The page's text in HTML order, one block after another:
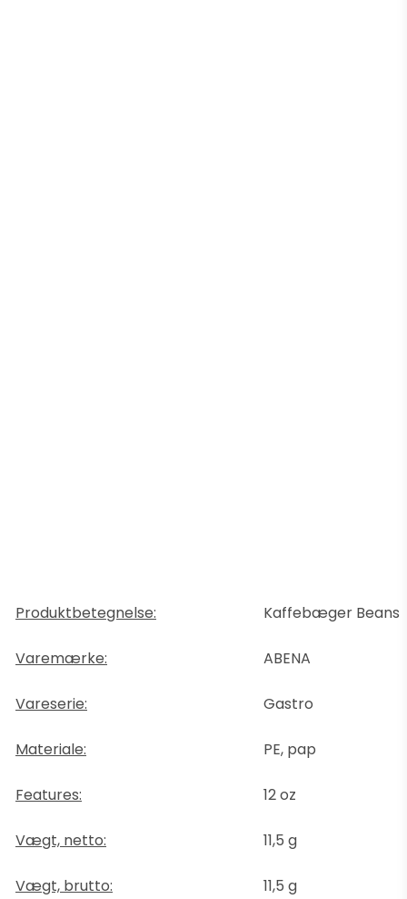
Produktbetegnelse: Kaffebæger Beans
Varemærke: ABENA
Vareserie: Gastro
Materiale: PE, pap
Features: 12 oz
Vægt, netto: 11,5 g
Vægt, brutto: 11,5 g